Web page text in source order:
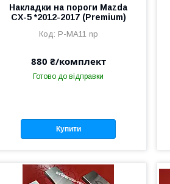
Накладки на пороги Mazda
CX-5 *2012-2017 (Premium)
P-MA11 np
880 ₴/комплект
Готово до відправки
Купити